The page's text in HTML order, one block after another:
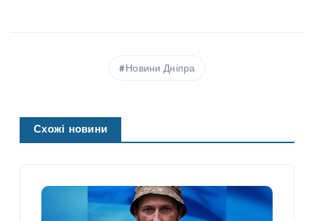
Новини Дніпра
Схожі новини